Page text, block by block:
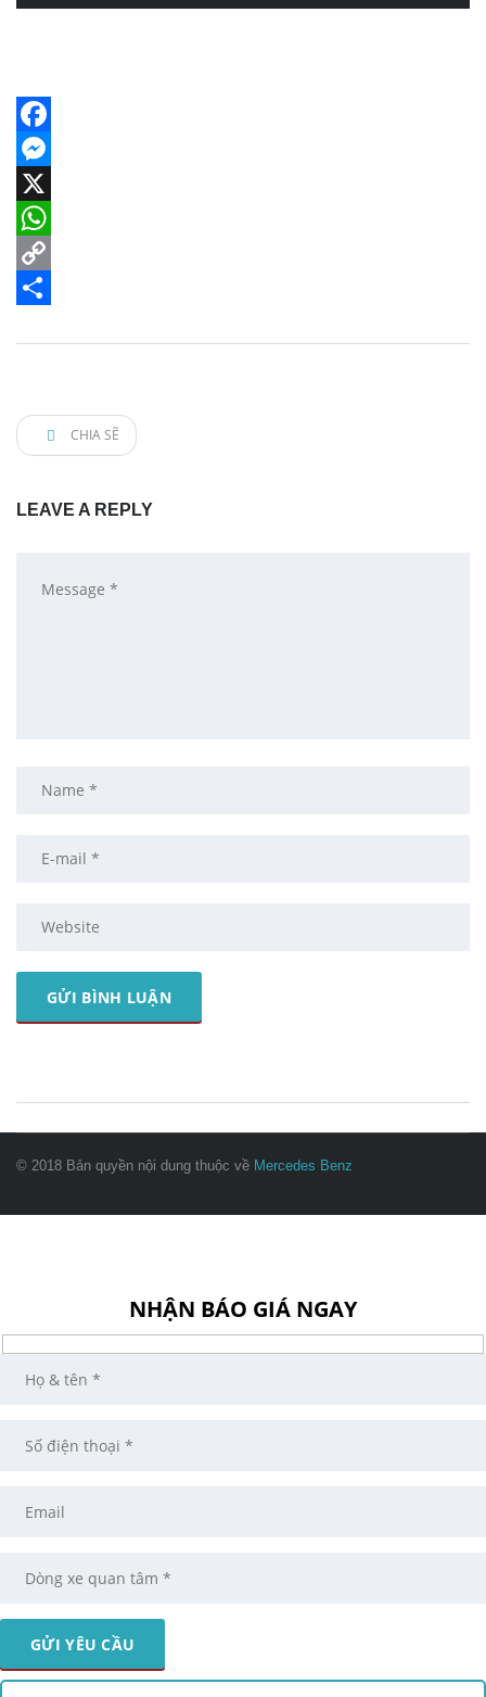
Facebook
Messenger
X
WhatsApp
Copy
CHIA SẼ
LEAVE A REPLY
© 2018 Bản quyền nội dung thuộc về Mercedes Benz
NHẬN BÁO GIÁ NGAY